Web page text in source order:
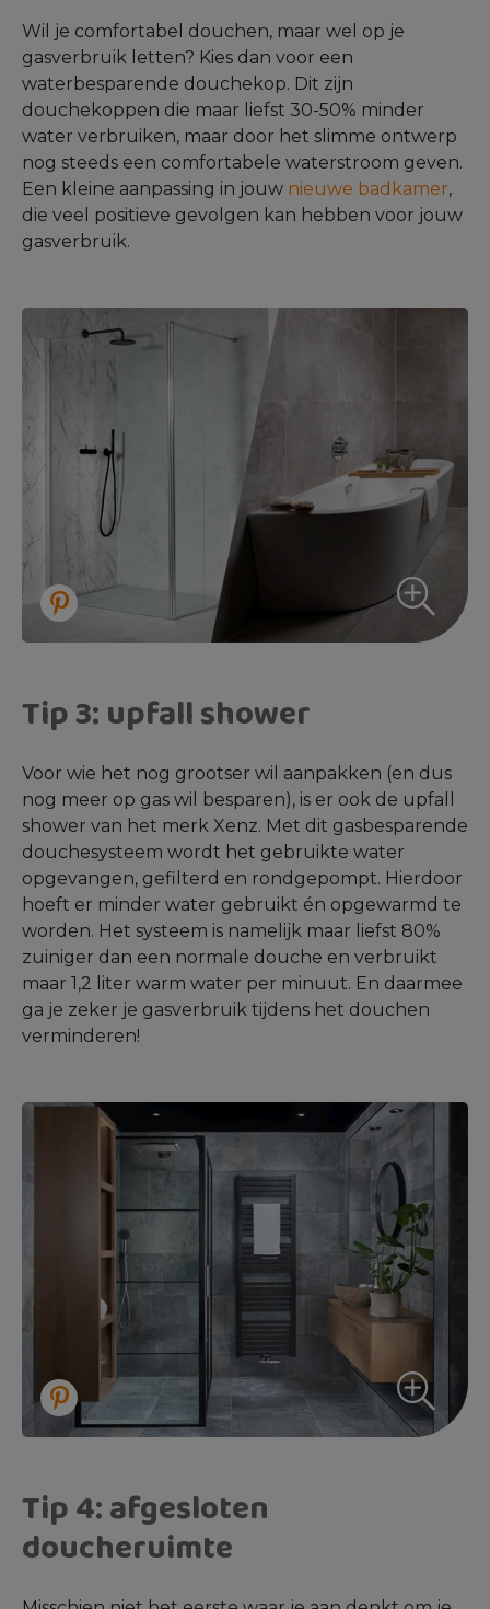
Wil je comfortabel douchen, maar wel op je
gasverbruik letten? Kies dan voor een
waterbesparende douchekop. Dit zijn
douchekoppen die maar liefst 30-50% minder
water verbruiken, maar door het slimme ontwerp
nog steeds een comfortabele waterstroom geven.
Een kleine aanpassing in jouw nieuwe badkamer,
die veel positieve gevolgen kan hebben voor jouw
gasverbruik.
Tip 3: upfall shower
Voor wie het nog grootser wil aanpakken (en dus
nog meer op gas wil besparen), is er ook de upfall
shower van het merk Xenz. Met dit gasbesparende
douchesysteem wordt het gebruikte water
opgevangen, gefilterd en rondgepompt. Hierdoor
hoeft er minder water gebruikt én opgewarmd te
worden. Het systeem is namelijk maar liefst 80%
zuiniger dan een normale douche en verbruikt
maar 1,2 liter warm water per minuut. En daarmee
ga je zeker je gasverbruik tijdens het douchen
verminderen!
Tip 4: afgesloten
doucheruimte